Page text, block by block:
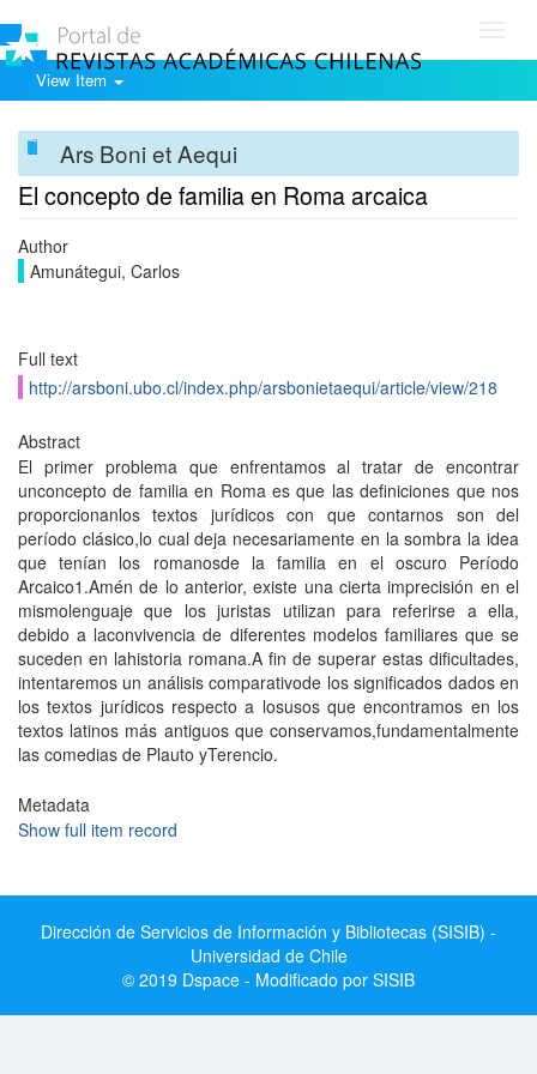
View Item
Ars Boni et Aequi
El concepto de familia en Roma arcaica
Author
Amunátegui, Carlos
Full text
http://arsboni.ubo.cl/index.php/arsbonietaequi/article/view/218
Abstract
El primer problema que enfrentamos al tratar de encontrar
unconcepto de familia en Roma es que las definiciones que nos
proporcionanlos textos jurídicos con que contarnos son del
período clásico,lo cual deja necesariamente en la sombra la idea
que tenían los romanosde la familia en el oscuro Período
Arcaico1.Amén de lo anterior, existe una cierta imprecisión en el
mismolenguaje que los juristas utilizan para referirse a ella,
debido a laconvivencia de diferentes modelos familiares que se
suceden en lahistoria romana.A fin de superar estas dificultades,
intentaremos un análisis comparativode los significados dados en
los textos jurídicos respecto a losusos que encontramos en los
textos latinos más antiguos que conservamos,fundamentalmente
las comedias de Plauto yTerencio.
Metadata
Show full item record
Dirección de Servicios de Información y Bibliotecas (SISIB) -
Universidad de Chile
© 2019 Dspace - Modificado por SISIB